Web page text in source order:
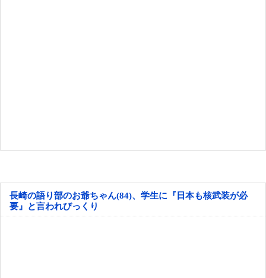
長崎の語り部のお爺ちゃん(84)、学生に『日本も核武装が必
要』と言われびっくり